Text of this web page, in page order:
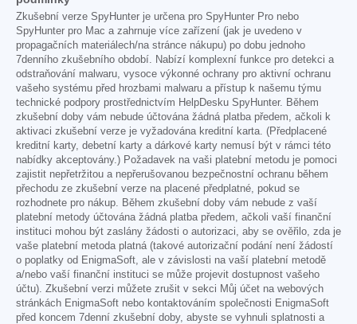
Zkušební verze SpyHunter je určena pro SpyHunter Pro nebo
SpyHunter pro Mac a zahrnuje více zařízení (jak je uvedeno v
propagačních materiálech/na stránce nákupu) po dobu jednoho
7denního zkušebního období. Nabízí komplexní funkce pro detekci a
odstraňování malwaru, vysoce výkonné ochrany pro aktivní ochranu
vašeho systému před hrozbami malwaru a přístup k našemu týmu
technické podpory prostřednictvím HelpDesku SpyHunter. Během
zkušební doby vám nebude účtována žádná platba předem, ačkoli k
aktivaci zkušební verze je vyžadována kreditní karta. (Předplacené
kreditní karty, debetní karty a dárkové karty nemusí být v rámci této
nabídky akceptovány.) Požadavek na vaši platební metodu je pomoci
zajistit nepřetržitou a nepřerušovanou bezpečnostní ochranu během
přechodu ze zkušební verze na placené předplatné, pokud se
rozhodnete pro nákup. Během zkušební doby vám nebude z vaší
platební metody účtována žádná platba předem, ačkoli vaší finanční
instituci mohou být zaslány žádosti o autorizaci, aby se ověřilo, zda je
vaše platební metoda platná (takové autorizační podání není žádostí
o poplatky od EnigmaSoft, ale v závislosti na vaší platební metodě
a/nebo vaší finanční instituci se může projevit dostupnost vašeho
účtu). Zkušební verzi můžete zrušit v sekci Můj účet na webových
stránkách EnigmaSoft nebo kontaktováním společnosti EnigmaSoft
před koncem 7denní zkušební doby, abyste se vyhnuli splatnosti a